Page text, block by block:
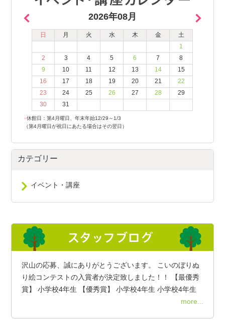
2026年08月
日 月 火 水 木 金
土
1
2
3 4 5 6 7
8
9
10 11 12 13 14
15
16
17 18 19 20 21
22
23
24 25 26 27 28
29
30
31
●休館日：第4月曜日、年末年始12/29～1/3
（第4月曜日が祝日にあたる場合はその翌日）
カテゴリー
イベント・講座
沢山の応募、誠にありがとうございます。 こいのぼりぬ
り絵コンテストの入賞者が決定致しました！！ 【最優秀
賞】 小学校4年生 【優秀賞】 小学校4年生 小学校4年生
more...